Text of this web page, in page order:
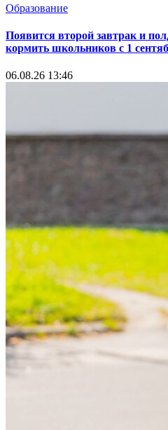
Образование
Появится второй завтрак и
кормить школьников с 1
06.08.26 13:46